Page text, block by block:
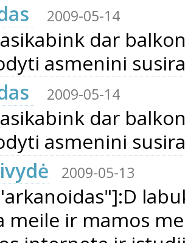
2009-05-14
dar
asmenini
2009-05-14
dar
asmenini
2009-05-13
meile ir mamos